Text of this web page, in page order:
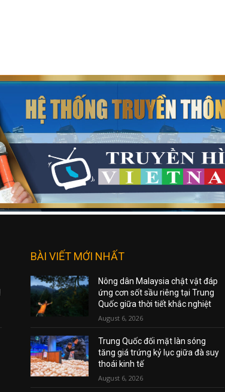
BÀI VIẾT MỚI NHẤT
Nông dân Malaysia chật vật đáp
ứng cơn sốt sầu riêng tại Trung
Quốc giữa thời tiết khắc nghiệt
August 6, 2026
Trung Quốc đối mặt làn sóng
tăng giá trứng kỷ lục giữa đà suy
thoái kinh tế
August 6, 2026